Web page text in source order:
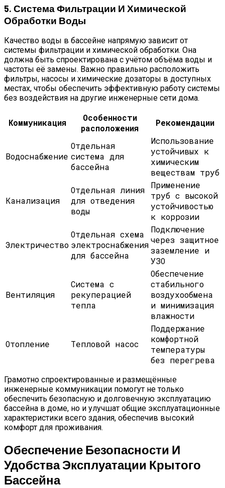
5. Система Фильтрации И Химической
Обработки Воды
Качество воды в бассейне напрямую зависит от
системы фильтрации и химической обработки. Она
должна быть спроектирована с учётом объёма воды и
частоты её замены. Важно правильно расположить
фильтры, насосы и химические дозаторы в доступных
местах, чтобы обеспечить эффективную работу системы
без воздействия на другие инженерные сети дома.
Коммуникация
Особенности
расположения
Рекомендации
Водоснабжение
Отдельная
система для
бассейна
Использование
устойчивых к
химическим
веществам труб
Канализация
Отдельная линия
для отведения
воды
Применение
труб с высокой
устойчивостью
к коррозии
Электричество
Отдельная схема
электроснабжения
для бассейна
Подключение
через защитное
заземление и
УЗО
Вентиляция
Система с
рекуперацией
тепла
Обеспечение
стабильного
воздухообмена
и минимизация
влажности
Отопление Тепловой насос
Поддержание
комфортной
температуры
без перегрева
Грамотно спроектированные и размещённые
инженерные коммуникации помогут не только
обеспечить безопасную и долговечную эксплуатацию
бассейна в доме, но и улучшат общие эксплуатационные
характеристики всего здания, обеспечив высокий
комфорт для проживания.
Обеспечение Безопасности И
Удобства Эксплуатации Крытого
Бассейна